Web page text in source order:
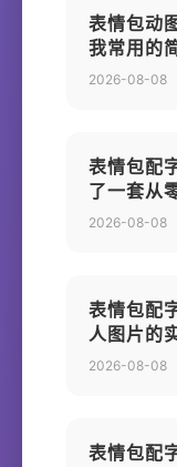
表情包动
我常用的
2026-08-08
表情包配
了一套从
2026-08-08
表情包配
人图片的
2026-08-08
表情包配